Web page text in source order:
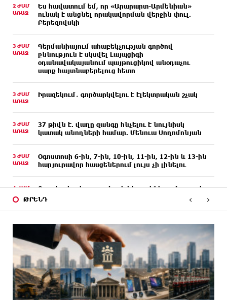
2 ԺԱՄ
ԱՌԱՋ
Ես հավատում եմ, որ «Արարարտ-Արմենիան»
ունակ է անցնել որակավորման վերջին փուլ.
Բերեզովսկի
3 ԺԱՄ
ԱՌԱՋ
Գերմանիայում ահաբեկչության գործով
քննություն է սկսվել Լայպցիգի
օդանավակայանում պայթուցիկով անօդաչու
սարք հայտնաբերելուց հետո
3 ԺԱՄ
ԱՌԱՋ
Իրազեկում․ գործարկվելու է էլեկտրական շչակ
3 ԺԱՄ
ԱՌԱՋ
37 թիվն է. վաղը զանգը հնչելու է նույնիսկ
կատակ անողների համար. Մենուա Սողոմոնյան
3 ԺԱՄ
ԱՌԱՋ
Օգոստոսի 6-ին, 7-ին, 10-ին, 11-ին, 12-ին և 13-ին
հարյուրավոր հասցեներում լույս չի լինելու
4 ԺԱՄ
Ջուր հավաքեք․ բազմաթիվ հասցեներում ջուր չի
լինելու
նոր ռեկորդներ
ԱՌԱՋ
Զովունի-Եղվարդ ճանապարհին բախվել են «Alfa
Romeo»-ն և «Opel»-ը. կա վիրավոր
4 ԺԱՄ
ԱՌԱՋ
Անունս տալուց առաջ գոնե լվացվեք․ Էդմոն
Մարուքյան
ԹՐԵՆԴ ‹ ›